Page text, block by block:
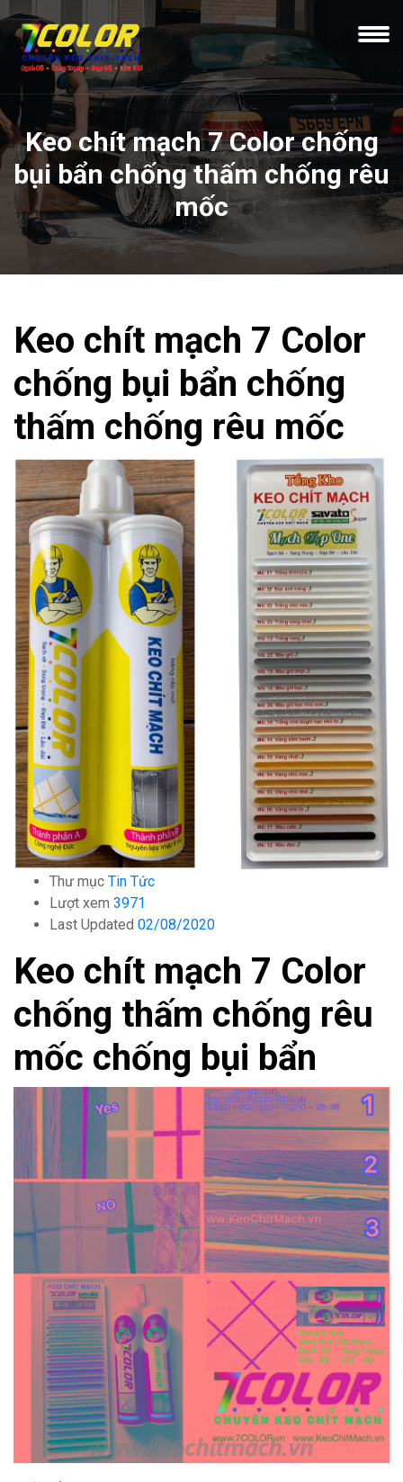
Keo chít mạch 7 Color chống
bụi bẩn chống thấm chống rêu
mốc
Keo chít mạch 7 Color
chống bụi bẩn chống
thấm chống rêu mốc
Thư mục Tin Tức
Lượt xem 3971
Last Updated 02/08/2020
Keo chít mạch 7 Color
chống thấm chống rêu
mốc chống bụi bẩn